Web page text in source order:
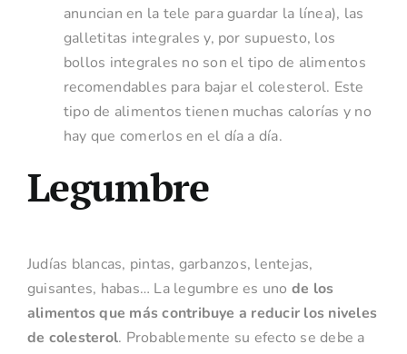
anuncian en la tele para guardar la línea), las
galletitas integrales y, por supuesto, los
bollos integrales no son el tipo de alimentos
recomendables para bajar el colesterol. Este
tipo de alimentos tienen muchas calorías y no
hay que comerlos en el día a día.
Legumbre
Judías blancas, pintas, garbanzos, lentejas,
guisantes, habas… La legumbre es uno de los
alimentos que más contribuye a reducir los niveles
de colesterol. Probablemente su efecto se debe a